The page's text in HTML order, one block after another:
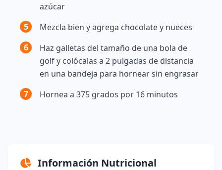
azúcar
5
Mezcla bien y agrega chocolate y nueces
6
Haz galletas del tamaño de una bola de
golf y colócalas a 2 pulgadas de distancia
en una bandeja para hornear sin engrasar
7
Hornea a 375 grados por 16 minutos
Información Nutricional